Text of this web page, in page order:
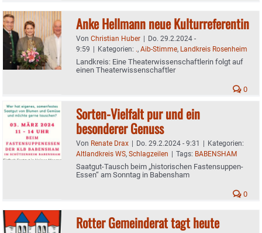
Anke Hellmann neue Kulturreferentin
Von Christian Huber | Do. 29.2.2024 -
9:59 | Kategorien: ., Aib-Stimme, Landkreis Rosenheim
Landkreis: Eine Theaterwissenschaftlerin folgt auf
einen Theaterwissenschaftler
0
Sorten-Vielfalt pur und ein
besonderer Genuss
Von Renate Drax | Do. 29.2.2024 - 9:31 | Kategorien:
Altlandkreis WS, Schlagzeilen | Tags: BABENSHAM
Saatgut-Tausch beim „historischen Fastensuppen-
Essen“ am Sonntag in Babensham
0
Rotter Gemeinderat tagt heute